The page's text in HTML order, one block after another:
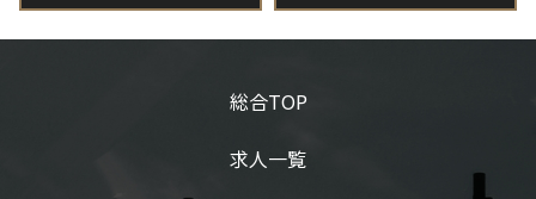
総合TOP
求人一覧